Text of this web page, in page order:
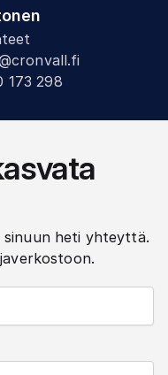
173 298
heti yhteyttä.